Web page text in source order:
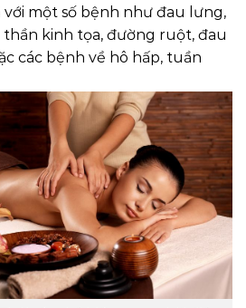
với một số bệnh như đau lưng,
thần kinh tọa, đường ruột, đau
các bệnh về hô hấp, tuần